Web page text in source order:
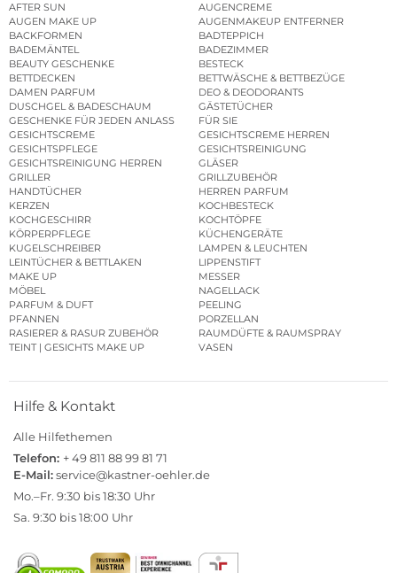
AFTER SUN
AUGENCREME
AUGEN MAKE UP
AUGENMAKEUP ENTFERNER
BACKFORMEN
BADTEPPICH
BADEMÄNTEL
BADEZIMMER
BEAUTY GESCHENKE
BESTECK
BETTDECKEN
BETTWÄSCHE & BETTBEZÜGE
DAMEN PARFUM
DEO & DEODORANTS
DUSCHGEL & BADESCHAUM
GÄSTETÜCHER
GESCHENKE FÜR JEDEN ANLASS
FÜR SIE
GESICHTSCREME
GESICHTSCREME HERREN
GESICHTSPFLEGE
GESICHTSREINIGUNG
GESICHTSREINIGUNG HERREN
GLÄSER
GRILLER
GRILLZUBEHÖR
HANDTÜCHER
HERREN PARFUM
KERZEN
KOCHBESTECK
KOCHGESCHIRR
KOCHTÖPFE
KÖRPERPFLEGE
KÜCHENGERÄTE
KUGELSCHREIBER
LAMPEN & LEUCHTEN
LEINTÜCHER & BETTLAKEN
LIPPENSTIFT
MAKE UP
MESSER
MÖBEL
NAGELLACK
PARFUM & DUFT
PEELING
PFANNEN
PORZELLAN
RASIERER & RASUR ZUBEHÖR
RAUMDÜFTE & RAUMSPRAY
TEINT | GESICHTS MAKE UP
VASEN
Hilfe & Kontakt
Alle Hilfethemen
Telefon: + 49 811 88 99 81 71
E-Mail:service@kastner-oehler.de
Mo.–Fr. 9:30 bis 18:30 Uhr
Sa. 9:30 bis 18:00 Uhr